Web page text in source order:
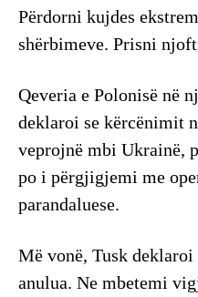
Përdorni kujdes
shërbimeve. Prisni
Qeveria e Polonisë në
deklaroi se kërcënimit
veprojnë mbi Ukrainë,
po i përgjigjemi me
parandaluese.
Më vonë, Tusk
anulua. Ne mbetemi